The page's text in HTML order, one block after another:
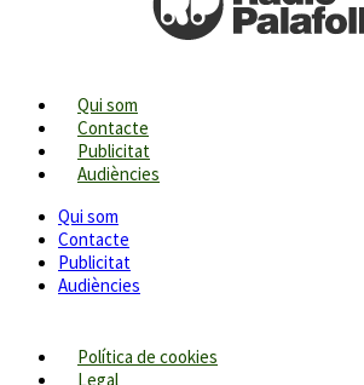
Qui som
Contacte
Publicitat
Audiències
Qui som
Contacte
Publicitat
Audiències
Política de cookies
Legal